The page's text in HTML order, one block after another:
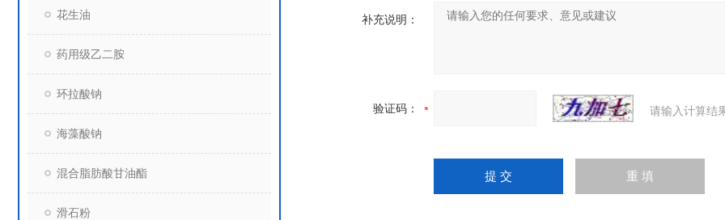
花生油
药用级乙二胺
环拉酸钠
海藻酸钠
混合脂肪酸甘油酯
滑石粉
补充说明：
验证码： 请输入计算结